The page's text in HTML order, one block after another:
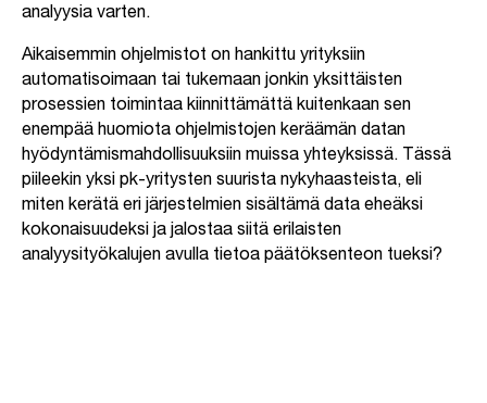
analyysia varten.
Aikaisemmin ohjelmistot on hankittu yrityksiin
automatisoimaan tai tukemaan jonkin yksittäisten
prosessien toimintaa kiinnittämättä kuitenkaan sen
enempää huomiota ohjelmistojen keräämän datan
hyödyntämismahdollisuuksiin muissa yhteyksissä. Tässä
piileekin yksi pk-yritysten suurista nykyhaasteista, eli
miten kerätä eri järjestelmien sisältämä data eheäksi
kokonaisuudeksi ja jalostaa siitä erilaisten
analyysityökalujen avulla tietoa päätöksenteon tueksi?